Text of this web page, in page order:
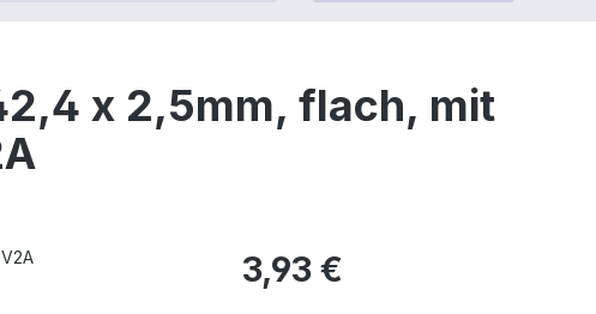
x 2,5mm, flach, mit
3,93 €